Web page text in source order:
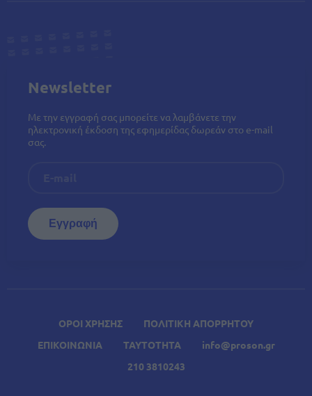
ΟΡΟΙ ΧΡΗΣΗΣ
ΠΟΛΙΤΙΚΗ ΑΠΟΡΡΗΤΟΥ
ΕΠΙΚΟΙΝΩΝΙΑ
ΤΑΥΤΟΤΗΤΑ
info@proson.gr
210 3810243
Newsletter
Με την εγγραφή σας μπορείτε να λαμβάνετε την
ηλεκτρονική έκδοση της εφημερίδας δωρεάν στο e-mail
σας.